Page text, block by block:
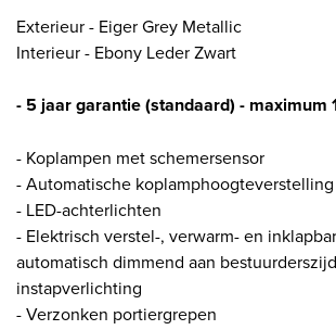
Exterieur - Eiger Grey Metallic
Interieur - Ebony Leder Zwart
- 5 jaar garantie (standaard) - maximum
- Koplampen met schemersensor
- Automatische koplamphoogteverstelling
- LED-achterlichten
- Elektrisch verstel-, verwarm- en
automatisch dimmend aan
instapverlichting
- Verzonken portiergrepen